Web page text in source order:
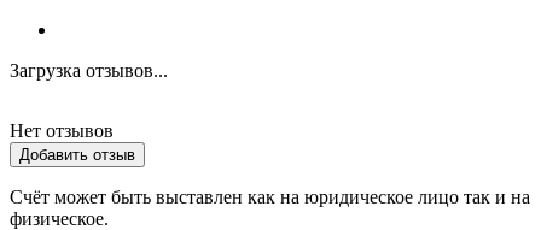
Загрузка отзывов...
Нет отзывов
Добавить отзыв
Счёт может быть выставлен как на юридическое лицо так и на
физическое.